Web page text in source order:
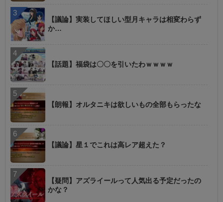
【議論】実装してほしい型月キャラは相変わらず
か…
【話題】福袋は〇〇を引いたわｗｗｗｗ
【朗報】オルタニキは欲しいもの全部もらったな
【議論】星１でこれは高レア超えた？
【疑問】アズライールって人気出る予定だったの
かな？